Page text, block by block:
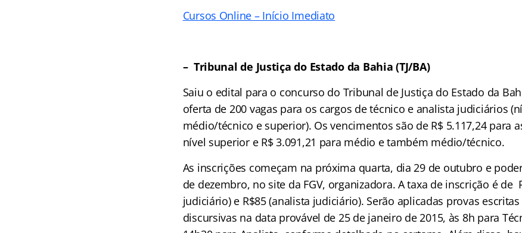
Cursos Online – Início Imediato
– Tribunal de Justiça do Estado da Bahia (TJ/BA)
Saiu o edital para o concurso do Tribunal de Justiça do Estado da
oferta de 200 vagas para os cargos de técnico e analista judiciários
médio/técnico e superior). Os vencimentos são de R$ 5.117,24 para
nível superior e R$ 3.091,21 para médio e também médio/técnico.
As inscrições começam na próxima quarta, dia 29 de outubro e
de dezembro, no site da FGV, organizadora. A taxa de inscrição é de
judiciário) e R$85 (analista judiciário). Serão aplicadas provas
discursivas na data provável de 25 de janeiro de 2015, às 8h para